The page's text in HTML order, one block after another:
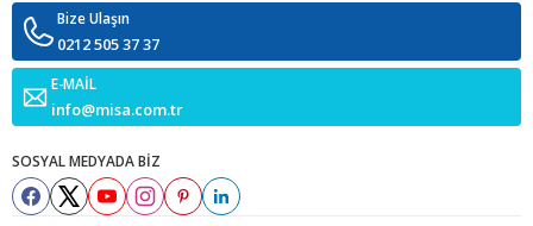
Bize Ulaşın
0212 505 37 37
E-MAİL
info@misa.com.tr
SOSYAL MEDYADA BİZ